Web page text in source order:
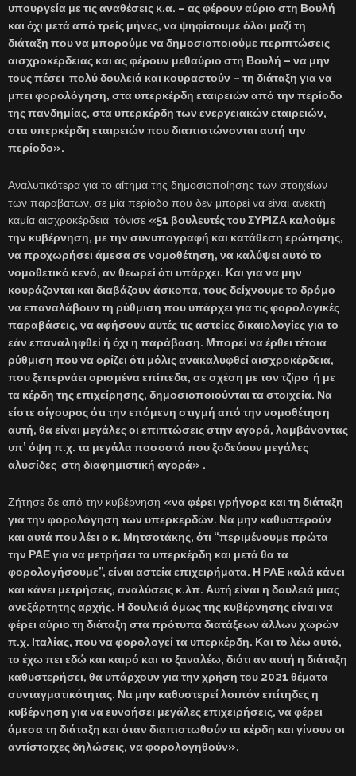
υπουργεία με τις αναθέσεις κ.α. – ας φέρουν αύριο στη Βουλή
και όχι μετά από τρείς μήνες, να ψηφίσουμε όλοι μαζί τη
διάταξη που να μπορούμε να δημοσιοποιούμε περιπτώσεις
αισχροκέρδειας και ας φέρουν μεθαύριο στη Βουλή – να μην
τους πέσει πολύ δουλειά και κουραστούν – τη διάταξη για να
μπει φορολόγηση, στα υπερκέρδη εταιρειών από την περίοδο
της πανδημίας, στα υπερκέρδη των ενεργειακών εταιρειών,
στα υπερκέρδη εταιρειών που διαπιστώνονται αυτή την
περίοδο».
Αναλυτικότερα για το αίτημα της δημοσιοποίησης των στοιχείων
των παραβατών, σε μία περίοδο που δεν μπορεί να είναι ανεκτή
καμία αισχροκέρδεια, τόνισε «51 βουλευτές του ΣΥΡΙΖΑ καλούμε
την κυβέρνηση, με την συνυπογραφή και κατάθεση ερώτησης,
να προχωρήσει άμεσα σε νομοθέτηση, να καλύψει αυτό το
νομοθετικό κενό, αν θεωρεί ότι υπάρχει. Και για να μην
κουράζονται και διαβάζουν άσκοπα, τους δείχνουμε το δρόμο
να επαναλάβουν τη ρύθμιση που υπάρχει για τις φορολογικές
παραβάσεις, να αφήσουν αυτές τις αστείες δικαιολογίες για το
εάν επαναληφθεί ή όχι η παράβαση. Μπορεί να έρθει τέτοια
ρύθμιση που να ορίζει ότι μόλις ανακαλυφθεί αισχροκέρδεια,
που ξεπερνάει ορισμένα επίπεδα, σε σχέση με τον τζίρο ή με
τα κέρδη της επιχείρησης, δημοσιοποιούνται τα στοιχεία. Να
είστε σίγουρος ότι την επόμενη στιγμή από την νομοθέτηση
αυτή, θα είναι μεγάλες οι επιπτώσεις στην αγορά, λαμβάνοντας
υπ’ όψη π.χ. τα μεγάλα ποσοστά που ξοδεύουν μεγάλες
αλυσίδες στη διαφημιστική αγορά» .
Ζήτησε δε από την κυβέρνηση «να φέρει γρήγορα και τη διάταξη
για την φορολόγηση των υπερκερδών. Να μην καθυστερούν
και αυτά που λέει ο κ. Μητσοτάκης, ότι “περιμένουμε πρώτα
την ΡΑΕ για να μετρήσει τα υπερκέρδη και μετά θα τα
φορολογήσουμε”, είναι αστεία επιχειρήματα. Η ΡΑΕ καλά κάνει
και κάνει μετρήσεις, αναλύσεις κ.λπ. Αυτή είναι η δουλειά μιας
ανεξάρτητης αρχής. Η δουλειά όμως της κυβέρνησης είναι να
φέρει αύριο τη διάταξη στα πρότυπα διατάξεων άλλων χωρών
π.χ. Ιταλίας, που να φορολογεί τα υπερκέρδη. Και το λέω αυτό,
το έχω πει εδώ και καιρό και το ξαναλέω, διότι αν αυτή η διάταξη
καθυστερήσει, θα υπάρχουν για την χρήση του 2021 θέματα
συνταγματικότητας. Να μην καθυστερεί λοιπόν επίτηδες η
κυβέρνηση για να ευνοήσει μεγάλες επιχειρήσεις, να φέρει
άμεσα τη διάταξη και όταν διαπιστωθούν τα κέρδη και γίνουν οι
αντίστοιχες δηλώσεις, να φορολογηθούν».